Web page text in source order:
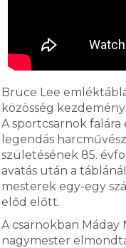
Bruce Lee
közösség
A sportcsarnok
legendás
születésének 85.
avatás után a
mesterek egy-egy
előd előtt.
A csarnokban
nagymester